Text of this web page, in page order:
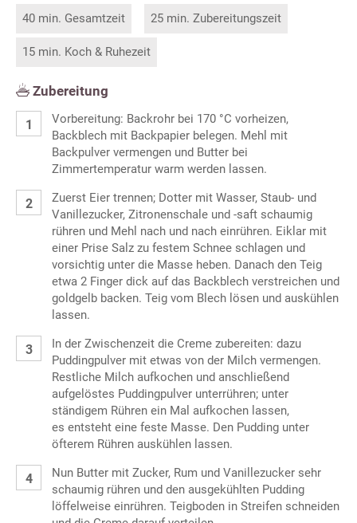
40 min. Gesamtzeit 25 min. Zubereitungszeit
15 min. Koch & Ruhezeit
Zubereitung
Vorbereitung: Backrohr bei 170 °C vorheizen,
Backblech mit Backpapier belegen. Mehl mit
Backpulver vermengen und Butter bei
Zimmertemperatur warm werden lassen.
Zuerst Eier trennen; Dotter mit Wasser, Staub- und
Vanillezucker, Zitronenschale und -saft schaumig
rühren und Mehl nach und nach einrühren. Eiklar mit
einer Prise Salz zu festem Schnee schlagen und
vorsichtig unter die Masse heben. Danach den Teig
etwa 2 Finger dick auf das Backblech verstreichen und
goldgelb backen. Teig vom Blech lösen und auskühlen
lassen.
In der Zwischenzeit die Creme zubereiten: dazu
Puddingpulver mit etwas von der Milch vermengen.
Restliche Milch aufkochen und anschließend
aufgelöstes Puddingpulver unterrühren; unter
ständigem Rühren ein Mal aufkochen lassen,
es entsteht eine feste Masse. Den Pudding unter
öfterem Rühren auskühlen lassen.
Nun Butter mit Zucker, Rum und Vanillezucker sehr
schaumig rühren und den ausgekühlten Pudding
löffelweise einrühren. Teigboden in Streifen schneiden